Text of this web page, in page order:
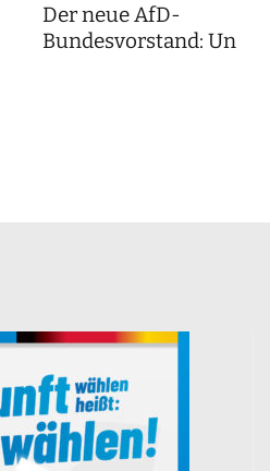
Der neue AfD-
Bundesvorstand: